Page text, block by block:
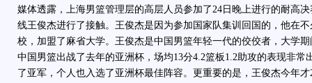
媒体透露，上海男篮管理层的高层人员参加了24日晚上进行的耐高
线王俊杰进行了接触。王俊杰是因为参加国家队集训回国的，他在
校，加盟了麻省大学。王俊杰是中国男篮年轻一代的佼佼者，大学
中国男篮出战了去年的亚洲杯，场均13分4.2篮板1.2助攻的表现非常
了亚军，个人也入选了亚洲杯最佳阵容。更重要的是，王俊杰今年